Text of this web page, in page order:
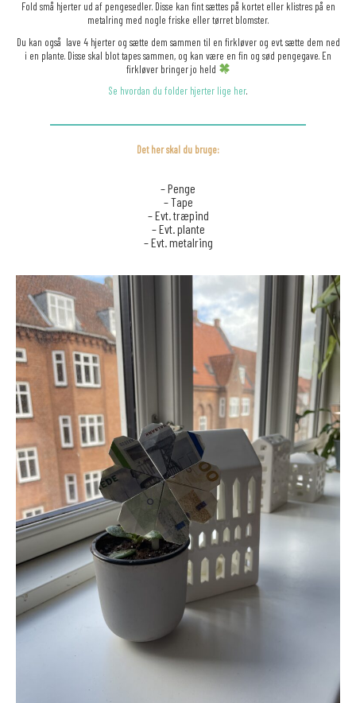
Fold små hjerter ud af pengesedler. Disse kan fint sættes på kortet eller klistres på en
metalring med nogle friske eller tørret blomster.
Du kan også lave 4 hjerter og sætte dem sammen til en firkløver og evt. sætte dem ned
i en plante. Disse skal blot tapes sammen, og kan være en fin og sød pengegave. En
firkløver bringer jo held
Se hvordan du folder hjerter lige her.
Det her skal du bruge:
– Penge
– Tape
– Evt. træpind
– Evt. plante
– Evt. metalring